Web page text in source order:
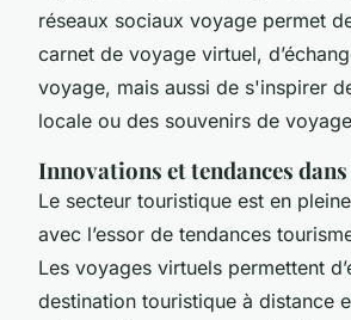
réseaux sociaux voyage permet
carnet de voyage virtuel,
voyage, mais aussi de s'inspirer
locale ou des souvenirs de
Innovations et tendances
Le secteur touristique est en
avec l’essor de tendances
Les voyages virtuels permettent
destination touristique à distance